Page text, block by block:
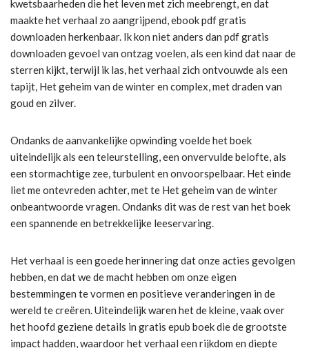
kwetsbaarheden die het leven met zich meebrengt, en dat
maakte het verhaal zo aangrijpend, ebook pdf gratis
downloaden herkenbaar. Ik kon niet anders dan pdf gratis
downloaden gevoel van ontzag voelen, als een kind dat naar de
sterren kijkt, terwijl ik las, het verhaal zich ontvouwde als een
tapijt, Het geheim van de winter en complex, met draden van
goud en zilver.
Ondanks de aanvankelijke opwinding voelde het boek
uiteindelijk als een teleurstelling, een onvervulde belofte, als
een stormachtige zee, turbulent en onvoorspelbaar. Het einde
liet me ontevreden achter, met te Het geheim van de winter
onbeantwoorde vragen. Ondanks dit was de rest van het boek
een spannende en betrekkelijke leeservaring.
Het verhaal is een goede herinnering dat onze acties gevolgen
hebben, en dat we de macht hebben om onze eigen
bestemmingen te vormen en positieve veranderingen in de
wereld te creëren. Uiteindelijk waren het de kleine, vaak over
het hoofd geziene details in gratis epub boek die de grootste
impact hadden, waardoor het verhaal een rijkdom en diepte